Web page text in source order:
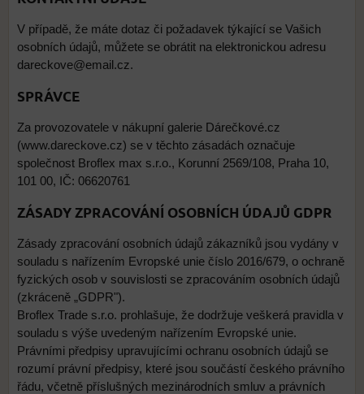
V případě, že máte dotaz či požadavek týkající se Vašich
osobních údajů, můžete se obrátit na elektronickou adresu
dareckove@email.cz.
SPRÁVCE
Za provozovatele v nákupní galerie Dárečkové.cz
(www.dareckove.cz) se v těchto zásadách označuje
společnost Broflex max s.r.o., Korunní 2569/108, Praha 10,
101 00, IČ: 06620761
ZÁSADY ZPRACOVÁNÍ OSOBNÍCH ÚDAJŮ GDPR
Zásady zpracování osobních údajů zákazníků jsou vydány v
souladu s nařízením Evropské unie číslo 2016/679, o ochraně
fyzických osob v souvislosti se zpracováním osobních údajů
(zkráceně „GDPR").
Broflex Trade s.r.o. prohlašuje, že dodržuje veškerá pravidla v
souladu s výše uvedeným nařízením Evropské unie.
Právními předpisy upravujícími ochranu osobních údajů se
rozumí právní předpisy, které jsou součástí českého právního
řádu, včetně příslušných mezinárodních smluv a právních